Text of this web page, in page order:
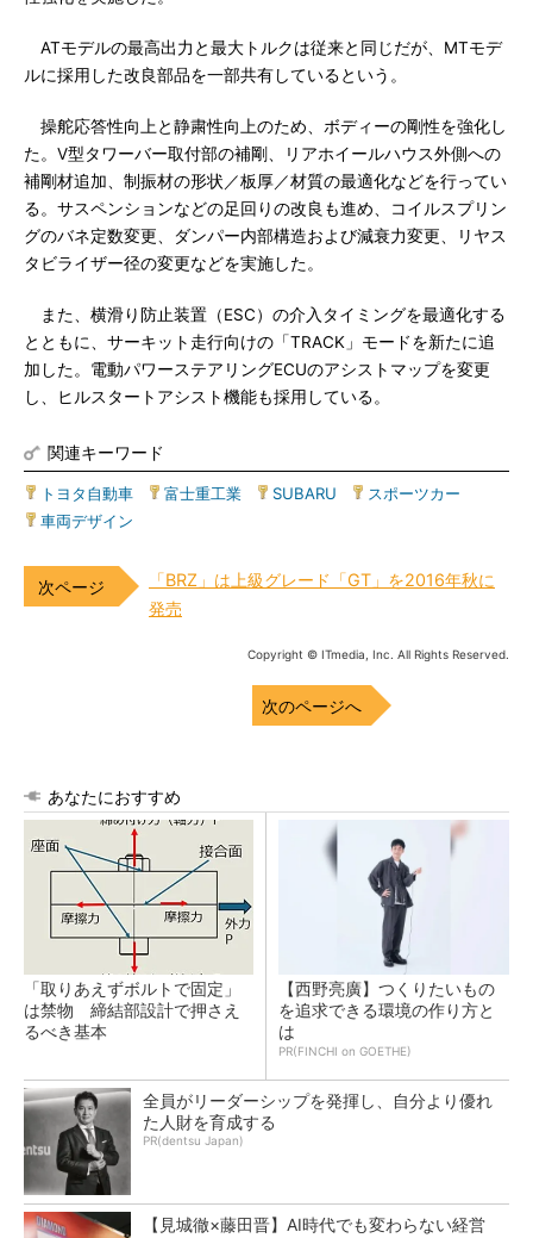
ATモデルの最高出力と最大トルクは従来と同じだが、MTモデ
ルに採用した改良部品を一部共有しているという。
操舵応答性向上と静粛性向上のため、ボディーの剛性を強化し
た。V型タワーバー取付部の補剛、リアホイールハウス外側への
補剛材追加、制振材の形状／板厚／材質の最適化などを行ってい
る。サスペンションなどの足回りの改良も進め、コイルスプリン
グのバネ定数変更、ダンパー内部構造および減衰力変更、リヤス
タビライザー径の変更などを実施した。
また、横滑り防止装置（ESC）の介入タイミングを最適化する
とともに、サーキット走行向けの「TRACK」モードを新たに追
加した。電動パワーステアリングECUのアシストマップを変更
し、ヒルスタートアシスト機能も採用している。
関連キーワード
トヨタ自動車 富士重工業 SUBARU スポーツカー
車両デザイン
「BRZ」は上級グレード「GT」を2016年秋に
発売
Copyright © ITmedia, Inc. All Rights Reserved.
次のページへ
あなたにおすすめ
「取りあえずボルトで固定」
は禁物 締結部設計で押さえ
るべき基本
【西野亮廣】つくりたいもの
を追求できる環境の作り方と
は
PR(FINCHI on GOETHE)
全員がリーダーシップを発揮し、自分より優れ
た人財を育成する
PR(dentsu Japan)
【見城徹×藤田晋】AI時代でも変わらない経営